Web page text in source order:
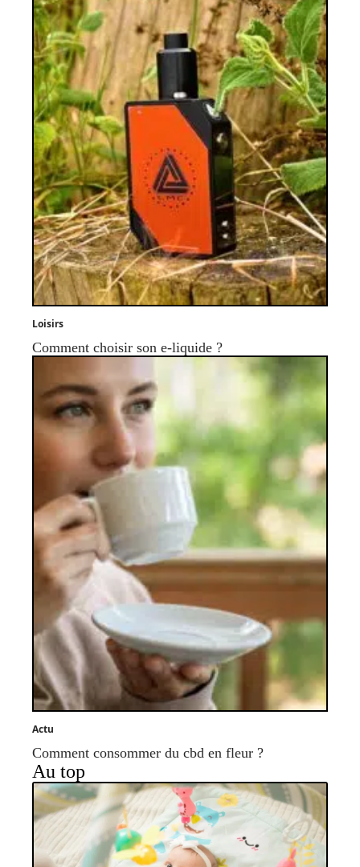
Loisirs
Comment choisir son e-liquide ?
Actu
Comment consommer du cbd en fleur ?
Au top